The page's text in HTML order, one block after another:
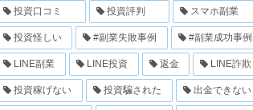
投資口コミ 投資評判 スマホ副業
投資怪しい #副業失敗事例 #副業成功事例
LINE副業 LINE投資 返金 LINE詐欺
投資稼げない 投資騙された 出金できない